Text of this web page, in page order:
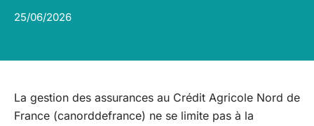
25/06/2026
La gestion des assurances au Crédit Agricole Nord de
France (canorddefrance) ne se limite pas à la